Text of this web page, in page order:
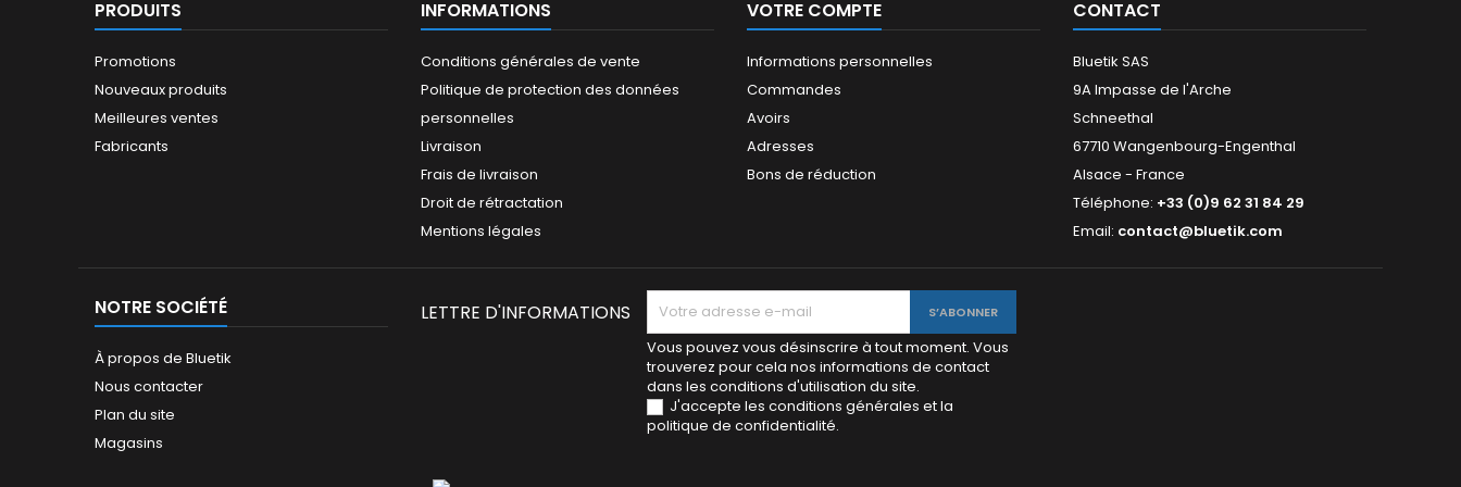
PRODUITS
Promotions
Nouveaux produits
Meilleures ventes
Fabricants
INFORMATIONS
Conditions générales de vente
Politique de protection des données
personnelles
Livraison
Frais de livraison
Droit de rétractation
Mentions légales
VOTRE COMPTE
Informations personnelles
Commandes
Avoirs
Adresses
Bons de réduction
CONTACT
Bluetik SAS
9A Impasse de l'Arche
Schneethal
67710 Wangenbourg-Engenthal
Alsace - France
Téléphone: +33 (0)9 62 31 84 29
Email: contact@bluetik.com
NOTRE SOCIÉTÉ
À propos de Bluetik
Nous contacter
Plan du site
Magasins
LETTRE D'INFORMATIONS
Vous pouvez vous désinscrire à tout moment. Vous
trouverez pour cela nos informations de contact
dans les conditions d'utilisation du site.
J'accepte les conditions générales et la
politique de confidentialité.